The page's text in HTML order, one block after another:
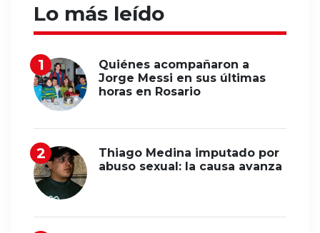
Lo más leído
Quiénes acompañaron a
Jorge Messi en sus últimas
horas en Rosario
Thiago Medina imputado por
abuso sexual: la causa avanza